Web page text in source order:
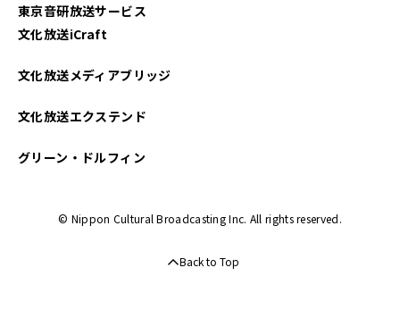
東京音研放送サービス
文化放送iCraft
文化放送メディアブリッジ
文化放送エクステンド
グリーン・ドルフィン
© Nippon Cultural Broadcasting Inc. All rights reserved.
Back to Top